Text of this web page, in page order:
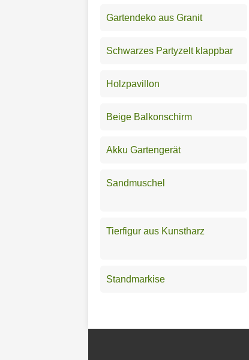
Gartendeko aus Granit
Schwarzes Partyzelt klappbar
Holzpavillon
Beige Balkonschirm
Akku Gartengerät
Sandmuschel
Tierfigur aus Kunstharz
Standmarkise